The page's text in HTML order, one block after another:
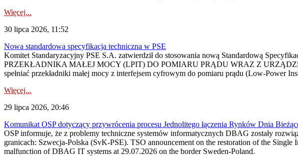
Więcej...
30 lipca 2026, 11:52
Nowa standardowa specyfikacja techniczna w PSE
Komitet Standaryzacyjny PSE S.A. zatwierdził do stosowania nową Standardową
PRZEKŁADNIKA MAŁEJ MOCY (LPIT) DO POMIARU PRĄDU WRAZ Z
spełniać przekładniki małej mocy z interfejsem cyfrowym do pomiaru prądu (Low-Power
Więcej...
29 lipca 2026, 20:46
Komunikat OSP dotyczący przywrócenia procesu Jednolitego łączenia Rynków Dnia
OSP informuje, że z problemy techniczne systemów informatycznych DBAG zostały
granicach: Szwecja-Polska (SvK-PSE). TSO announcement on the restoration of the
malfunction of DBAG IT systems at 29.07.2026 on the border Sweden-Poland.